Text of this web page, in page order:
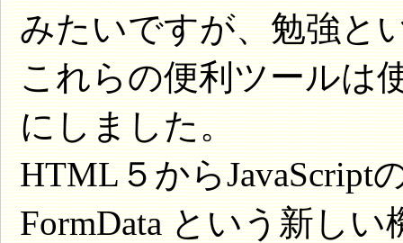
みたいですが、勉強と
これらの便利ツールは
にしました。
HTML５からJavaScript
FormData という新し